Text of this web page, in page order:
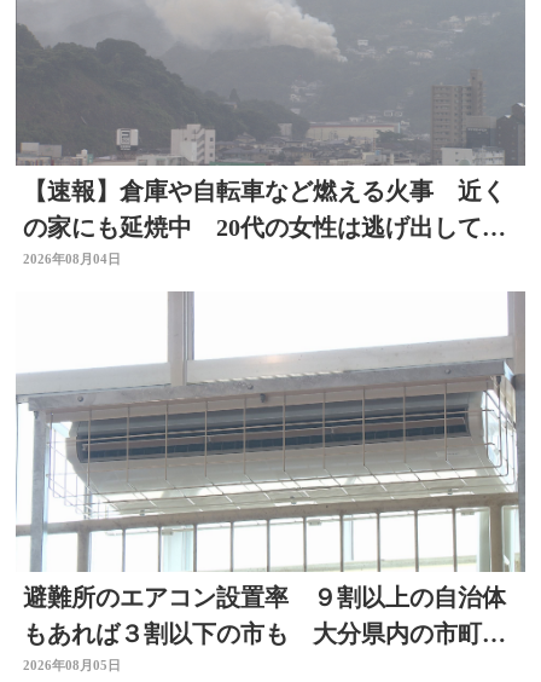
【速報】倉庫や自転車など燃える火事 近く
の家にも延焼中 20代の女性は逃げ出して無
事 大分
2026年08月04日
避難所のエアコン設置率 ９割以上の自治体
もあれば３割以下の市も 大分県内の市町村
を調査
2026年08月05日